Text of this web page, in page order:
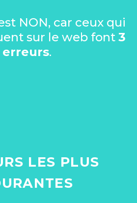
NON, car ceux qui
sur le web font 3
erreurs.
LES PLUS